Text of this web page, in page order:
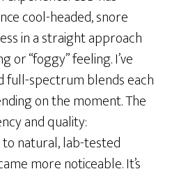
cool-headed, snore
in a straight approach
“foggy” feeling. I’ve
full-spectrum blends each
on the moment. The
and quality:
natural, lab-tested
more noticeable. It’s